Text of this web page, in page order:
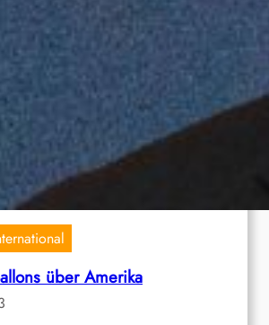
über Amerika